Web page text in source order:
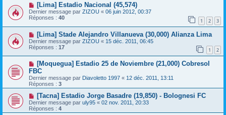
[Lima] Estadio Nacional (45,574)
Dernier message par ZIZOU « 06 juin 2012, 00:37
Réponses : 40 1 2 3
[Lima] Stade Alejandro Villanueva (30,000) Alianza Lima
Dernier message par ZIZOU « 15 déc. 2011, 06:45
Réponses : 17 1 2
[Moquegua] Estadio 25 de Noviembre (21,000) Cobresol
FBC
Dernier message par Diavoletto 1997 « 12 déc. 2011, 13:11
Réponses : 3
[Tacna] Estadio Jorge Basadre (19,850) - Bolognesi FC
Dernier message par uly95 « 02 nov. 2011, 20:33
Réponses : 4